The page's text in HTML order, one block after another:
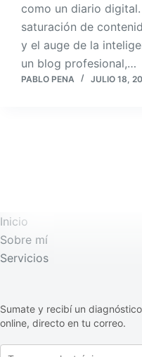
como un diario
saturación de
y el auge de la
un blog profesional,…
PABLO PENA JULIO 18,
Inicio
Sobre mí
Servicios
Sumate y recibí un
online, directo en tu correo.